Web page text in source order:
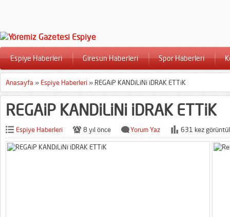
Espiye Haberleri Giresun Haberleri Spor Haberleri
Anasayfa » Espiye Haberleri » REGAiP KANDiLiNi iDRAK ETTiK
REGAiP KANDiLiNi iDRAK ETTiK
Espiye Haberleri 8 yıl önce Yorum Yaz 631 kez